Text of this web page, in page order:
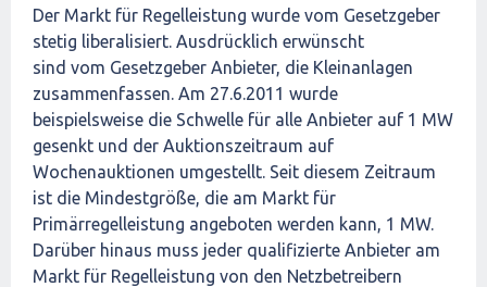
Der Markt für Regelleistung wurde vom Gesetzgeber
stetig liberalisiert. Ausdrücklich erwünscht
sind vom Gesetzgeber Anbieter, die Kleinanlagen
zusammenfassen. Am 27.6.2011 wurde
beispielsweise die Schwelle für alle Anbieter auf 1 MW
gesenkt und der Auktionszeitraum auf
Wochenauktionen umgestellt. Seit diesem Zeitraum
ist die Mindestgröße, die am Markt für
Primärregelleistung angeboten werden kann, 1 MW.
Darüber hinaus muss jeder qualifizierte Anbieter am
Markt für Regelleistung von den Netzbetreibern